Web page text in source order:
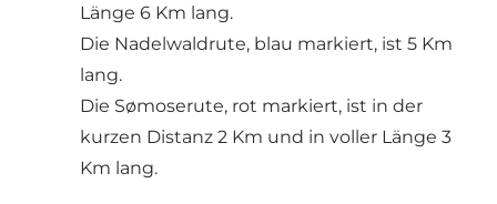
Länge 6 Km lang.
Die Nadelwaldrute, blau markiert, ist 5 Km
lang.
Die Sømoserute, rot markiert, ist in der
kurzen Distanz 2 Km und in voller Länge 3
Km lang.